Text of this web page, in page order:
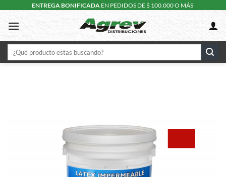
content
ENTREGA BONIFICADA EN PEDIDOS DE $ 100.000 O MÁS
Buscar
por: